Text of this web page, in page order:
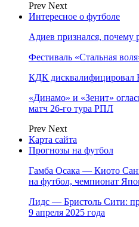
Prev Next
Интересное о футболе
Адиев признался, почему
Фестиваль «Стальная
КДК дисквалифицировал
«Динамо» и «Зенит»
матч 26-го тура РПЛ
Prev Next
Карта сайта
Прогнозы на футбол
Гамба Осака — Киото
на футбол, чемпионат
Лидс — Бристоль Сити:
9 апреля 2025 года